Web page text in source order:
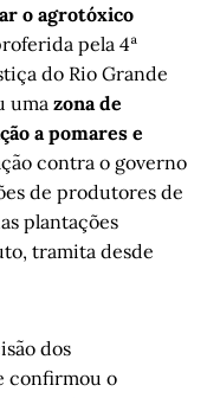
o agrotóxico
pela 4ª
do Rio Grande
uma zona de
a pomares e
contra o governo
de produtores de
plantações
tramita desde
dos
confirmou o